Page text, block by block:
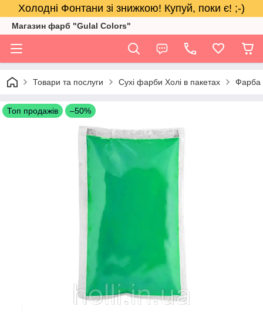
Холодні Фонтани зі знижкою! Купуй, поки є! ;-)
Магазин фарб "Gulal Colors"
Товари та послуги Сухі фарби Холі в пакетах Фарба
Топ продажів –50%